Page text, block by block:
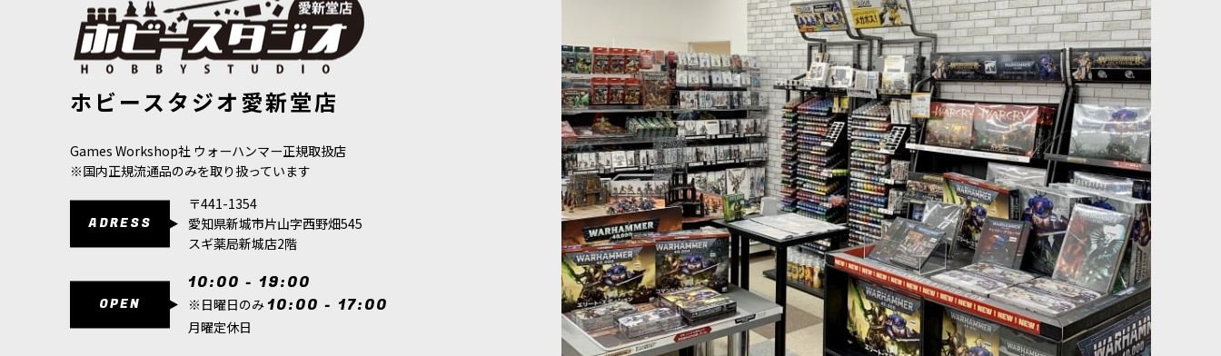
72405]
(税込)
[ファレホ：エクスプレスカラー] ストームブルー
[ファレホ：エクスプレスカラー] ディープパープル
[72409]
495円(税込)
[ファレホ：エクスプレスカラー] インペリアルイエロー
[72403]
495円(税込)
ホビースタジオ愛新堂店
Games Workshop社 ウォーハンマー正規取扱店
※国内正規流通品のみを取り扱っています
ADRESS
〒441-1354
愛知県新城市片山字西野畑545
スギ薬局新城店2階
OPEN
10:00 - 19:00
※日曜日のみ 10:00 - 17:00
月曜定休日